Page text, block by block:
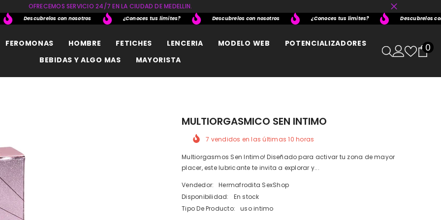
OFRECEMOS SERVICIO 24/7 EN LA CIUDAD DE MEDELLIN.
Descubrelos con nosotros ¿Conoces tus limites? Descubrelos con nosotros ¿Conoces tus limites? Descubrelos con
FEROMONAS HOMBRE FETICHES LENCERIA MODELO WEB
POTENCIALIZADORES
BEBIDAS Y ALGO MAS
MAYORISTA
00
MULTIORGASMICO SEN INTIMO
7 vendidos en las últimas10 horas
Multiorgasmos Sen Intimo! Diseñado para activar tu zona de mayor
placer, este lubricante te invita a explorar y...
Vendedor:
Hermafrodita SexShop
Disponibilidad:
En stock
Tipo De Producto:
uso intimo